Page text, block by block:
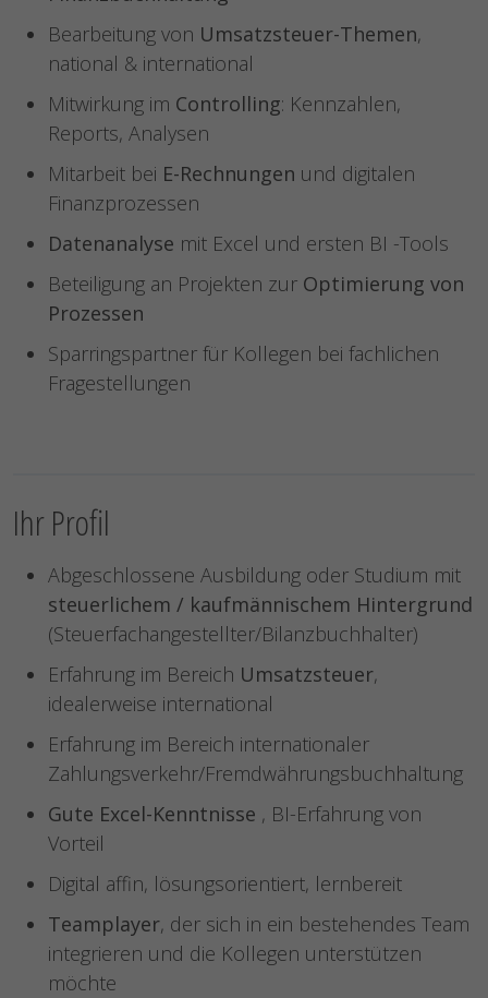
Bearbeitung von Umsatzsteuer-Themen,
national & international
Mitwirkung im Controlling: Kennzahlen,
Reports, Analysen
Mitarbeit bei E-Rechnungen und digitalen
Finanzprozessen
Datenanalyse mit Excel und ersten BI -Tools
Beteiligung an Projekten zur Optimierung von
Prozessen
Sparringspartner für Kollegen bei fachlichen
Fragestellungen
Ihr Profil
Abgeschlossene Ausbildung oder Studium mit
steuerlichem / kaufmännischem Hintergrund
(Steuerfachangestellter/Bilanzbuchhalter)
Erfahrung im Bereich Umsatzsteuer,
idealerweise international
Erfahrung im Bereich internationaler
Zahlungsverkehr/Fremdwährungsbuchhaltung
Gute Excel-Kenntnisse , BI-Erfahrung von
Vorteil
Digital affin, lösungsorientiert, lernbereit
Teamplayer, der sich in ein bestehendes Team
integrieren und die Kollegen unterstützen
möchte